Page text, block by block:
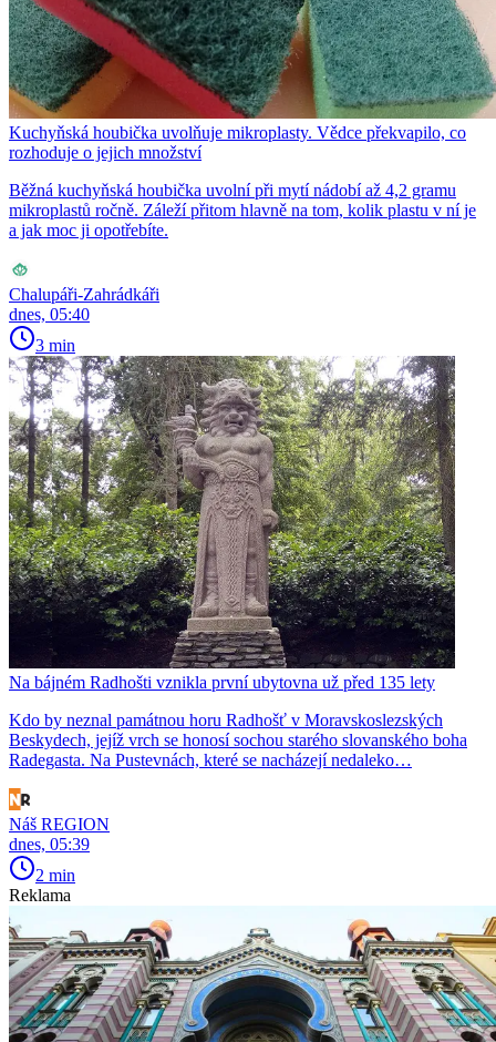
Kuchyňská houbička uvolňuje mikroplasty. Vědce překvapilo, co
rozhoduje o jejich množství
Běžná kuchyňská houbička uvolní při mytí nádobí až 4,2 gramu
mikroplastů ročně. Záleží přitom hlavně na tom, kolik plastu v ní je
a jak moc ji opotřebíte.
Chalupáři-Zahrádkáři
dnes, 05:40
3 min
Na bájném Radhošti vznikla první ubytovna už před 135 lety
Kdo by neznal památnou horu Radhošť v Moravskoslezských
Beskydech, jejíž vrch se honosí sochou starého slovanského boha
Radegasta. Na Pustevnách, které se nacházejí nedaleko…
Náš REGION
dnes, 05:39
2 min
Reklama